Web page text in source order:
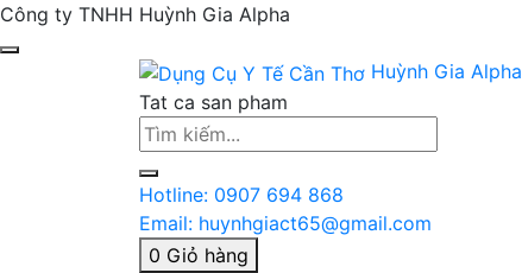
Công ty TNHH Huỳnh Gia Alpha
Huỳnh Gia Alpha
Tat ca san pham
Hotline: 0907 694 868
Email: huynhgiact65@gmail.com
0 Giỏ hàng